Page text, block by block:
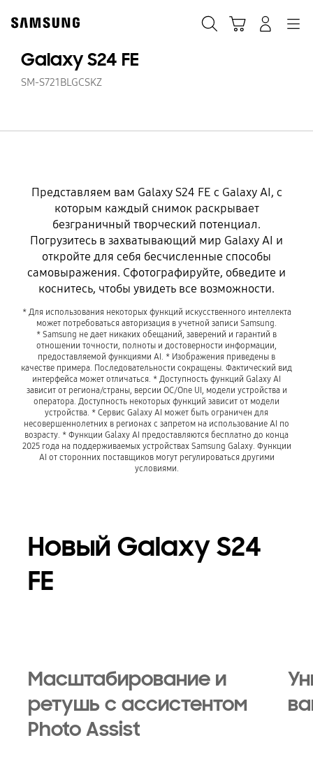
content
Galaxy S24 FE
SM-S721BLGCSKZ
Представляем вам Galaxy S24 FE с Galaxy AI, с
которым каждый снимок раскрывает
безграничный творческий потенциал.
Погрузитесь в захватывающий мир Galaxy AI и
откройте для себя бесчисленные способы
самовыражения. Сфотографируйте, обведите и
коснитесь, чтобы увидеть все возможности.
* Для использования некоторых функций искусственного интеллекта
может потребоваться авторизация в учетной записи Samsung.
* Samsung не дает никаких обещаний, заверений и гарантий в
отношении точности, полноты и достоверности информации,
предоставляемой функциями AI. * Изображения приведены в
качестве примера. Последовательности сокращены. Фактический вид
интерфейса может отличаться. * Доступность функций Galaxy AI
зависит от региона/страны, версии ОС/One UI, модели устройства и
оператора. Доступность некоторых функций зависит от модели
устройства. * Сервис Galaxy AI может быть ограничен для
несовершеннолетних в регионах с запретом на использование AI по
возрасту. * Функции Galaxy AI предоставляются бесплатно до конца
2025 года на поддерживаемых устройствах Samsung Galaxy. Функции
AI от сторонних поставщиков могут регулироваться другими
условиями.
Новый Galaxy S24
FE
Масштабирование и
ретушь с ассистентом
Photo Assist